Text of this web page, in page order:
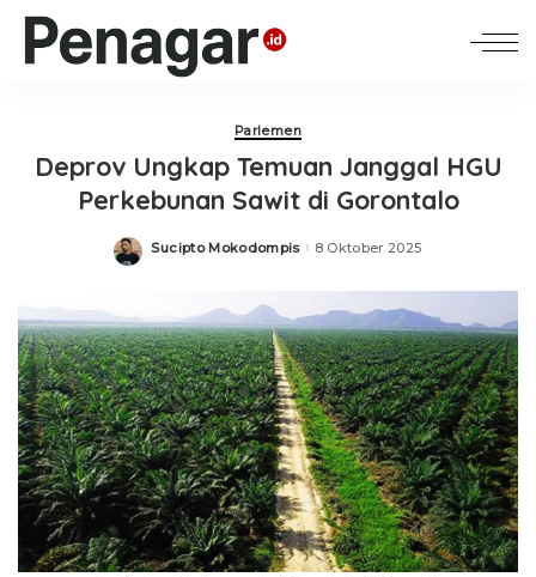
Parlemen
Deprov Ungkap Temuan Janggal HGU
Perkebunan Sawit di Gorontalo
Posted
Sucipto Mokodompis 8 Oktober 2025